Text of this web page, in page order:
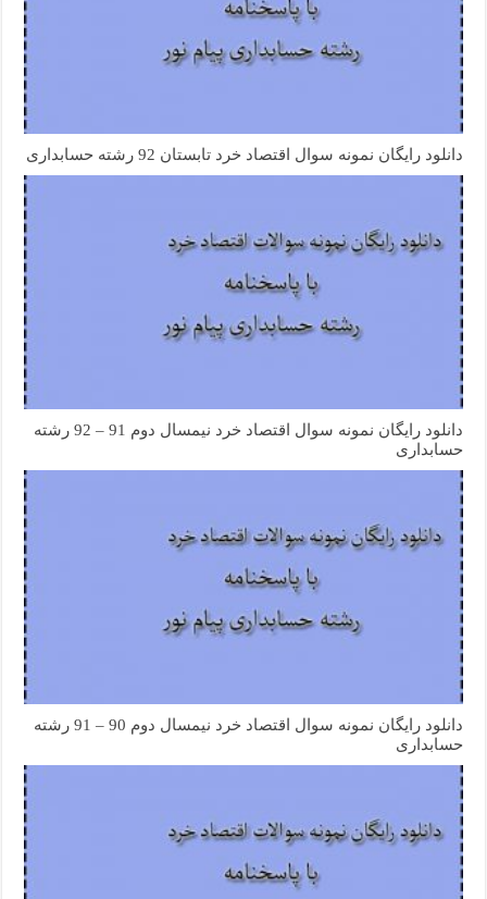
دانلود رایگان نمونه سوال اقتصاد خرد تابستان 92 رشته حسابداری
دانلود رایگان نمونه سوال اقتصاد خرد نیمسال دوم 91 – 92 رشته
حسابداری
دانلود رایگان نمونه سوال اقتصاد خرد نیمسال دوم 90 – 91 رشته
حسابداری